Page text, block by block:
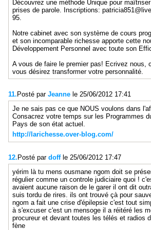
Découvrez une méthode Unique pour
prises de parole. Inscriptions:
95.
Notre cabinet avec son système de cours
et son incomparable richesse apporte cette
Développement Personnel avec toute son
A vous de faire le premier pas! Ecrivez nous,
vous désirez transformer votre personnalité.
11. Posté par Jeanne le 25/06/2012 17:41
Je ne sais pas ce que NOUS voulons dans
Consacrez votre temps sur les Programmes
Pays de son état actuel.
http://larichesse.over-blog.com/
12. Posté par doff le 25/06/2012 17:47
yérim là tu mens ousmane ngom doit se
régulier comme un controle judiciaire quoi !
avaient aucune raison de le garer il ont dit
suis tordu de rires. ils ont trouvé çà pour
ngom a fait une crise d'épilepsie c'est tout
à s'excuser c'est un mensoge il a réitéré les
procureur et devant toutes les télés et radios
fène